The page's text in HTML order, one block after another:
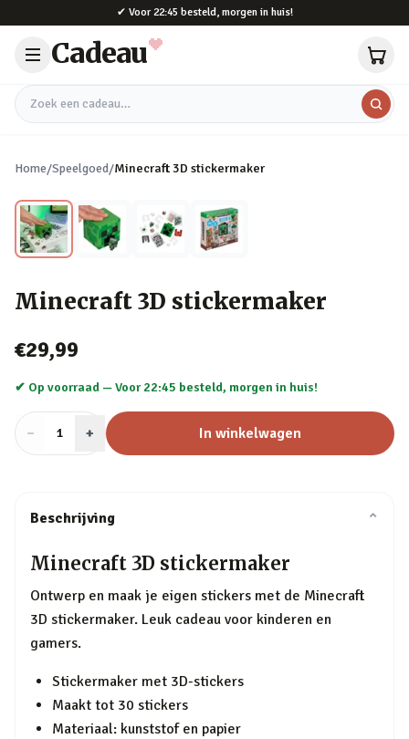
✔ Voor 22:45 besteld, morgen in huis!
Cadeau
Zoek een cadeau
Home/Speelgoed/Minecraft 3D stickermaker
Minecraft 3D stickermaker
€29,99
✔ Op voorraad —Voor 22:45 besteld, morgen in huis!
− Aantal
1 + In winkelwagen
Beschrijving ⌄
Minecraft 3D stickermaker
Ontwerp en maak je eigen stickers met de Minecraft
3D stickermaker. Leuk cadeau voor kinderen en
gamers.
Stickermaker met 3D-stickers
Maakt tot 30 stickers
Materiaal: kunststof en papier